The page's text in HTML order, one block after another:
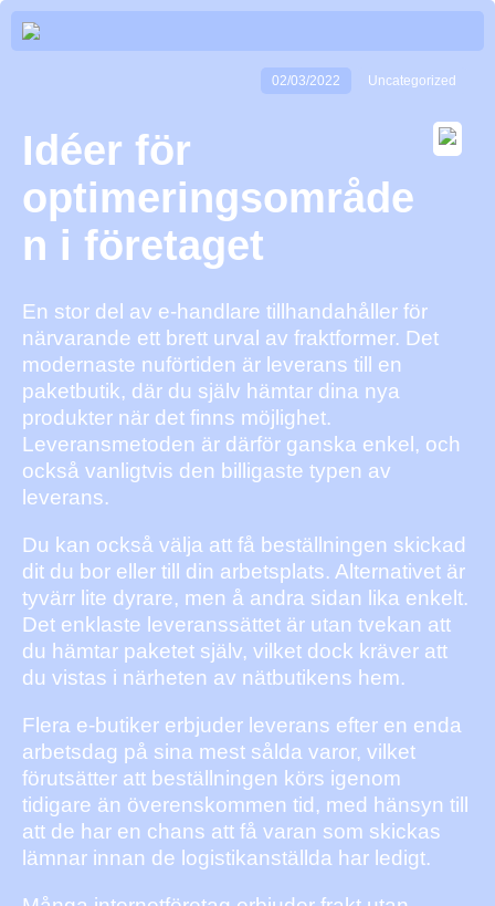
02/03/2022 Uncategorized
Idéer för
optimeringsområde
n i företaget
En stor del av e-handlare tillhandahåller för
närvarande ett brett urval av fraktformer. Det
modernaste nuförtiden är leverans till en
paketbutik, där du själv hämtar dina nya
produkter när det finns möjlighet.
Leveransmetoden är därför ganska enkel, och
också vanligtvis den billigaste typen av
leverans.
Du kan också välja att få beställningen skickad
dit du bor eller till din arbetsplats. Alternativet är
tyvärr lite dyrare, men å andra sidan lika enkelt.
Det enklaste leveranssättet är utan tvekan att
du hämtar paketet själv, vilket dock kräver att
du vistas i närheten av nätbutikens hem.
Flera e-butiker erbjuder leverans efter en enda
arbetsdag på sina mest sålda varor, vilket
förutsätter att beställningen körs igenom
tidigare än överenskommen tid, med hänsyn till
att de har en chans att få varan som skickas
lämnar innan de logistikanställda har ledigt.